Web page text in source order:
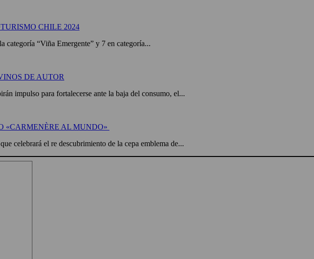
CHILE 2024
categoría “Viña Emergente” y 7 en categoría...
DE AUTOR
impulso para fortalecerse ante la baja del consumo, el...
«CARMENÈRE AL MUNDO»
celebrará el re descubrimiento de la cepa emblema de...